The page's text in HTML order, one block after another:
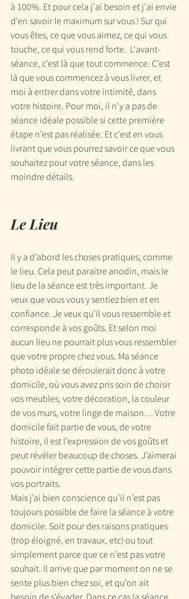
à 100%. Et pour cela j'ai besoin et j'ai envie
d'en savoir le maximum sur vous ! Sur qui
vous êtes, ce que vous aimez, ce qui vous
touche, ce qui vous rend forte.  L'avant-
séance, c'est là que tout commence. C'est
là que vous commencez à vous livrer, et
moi à entrer dans votre intimité, dans
votre histoire. Pour moi, il n'y a pas de
séance idéale possible si cette première
étape n'est pas réalisée. Et c'est en vous
livrant que vous pourrez savoir ce que vous
souhaitez pour votre séance, dans les
moindre détails.
Le Lieu
Il y a d’abord les choses pratiques, comme
le lieu. Cela peut paraitre anodin, mais le
lieu de la séance est très important. Je
veux que vous vous y sentiez bien et en
confiance. Je veux qu’il vous ressemble et
corresponde à vos goûts. Et selon moi
aucun lieu ne pourrait plus vous ressembler
que votre propre chez vous. Ma séance
photo idéale se déroulerait donc à votre
domicile, où vous avez pris soin de choisir
vos meubles, votre décoration, la couleur
de vos murs, votre linge de maison… Votre
domicile fait partie de vous, de votre
histoire, il est l’expression de vos goûts et
peut révéler beaucoup de choses. J’aimerai
pouvoir intégrer cette partie de vous dans
vos portraits.
Mais j’ai bien conscience qu’il n’est pas
toujours possible de faire la séance à votre
domicile. Soit pour des raisons pratiques
(trop éloigné, en travaux, etc) ou tout
simplement parce que ce n’est pas votre
souhait. Il arrive que par moment on ne se
sente plus bien chez soi, et qu’on ait